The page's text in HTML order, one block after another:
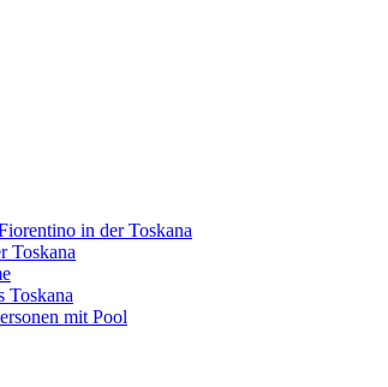
in der Toskana
Toskana
Toskana
mit Pool